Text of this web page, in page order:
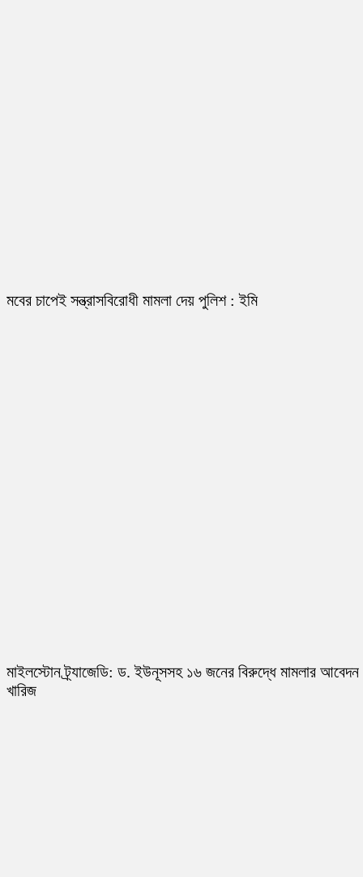
মবের চাপেই সন্ত্রাসবিরোধী মামলা দেয় পুলিশ : ইমি
মাইলস্টোন ট্র্যাজেডি: ড. ইউনূসসহ ১৬ জনের বিরুদ্ধে মামলার আবেদন
খারিজ